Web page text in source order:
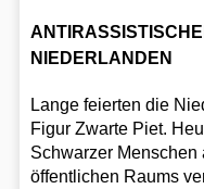
NIEDERLANDEN
Lange feierten die
Figur Zwarte Piet.
Schwarzer
öffentlichen Raums